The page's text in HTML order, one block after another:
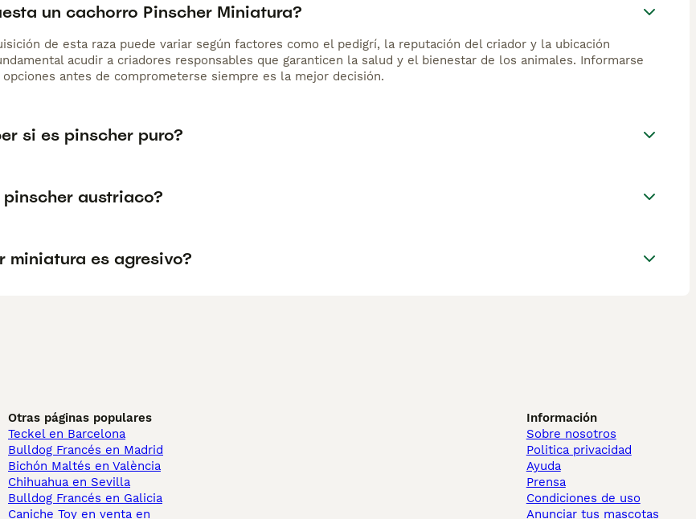
un cachorro Pinscher Miniatura?
de esta raza puede variar según factores como el pedigrí, la reputación del criador y la ubicación
acudir a criadores responsables que garanticen la salud y el bienestar de los animales. Informarse
opciones antes de comprometerse siempre es la mejor decisión.
si es pinscher puro?
pinscher austriaco?
miniatura es agresivo?
Otras páginas populares
Teckel en Barcelona
Bulldog Francés en Madrid
Bichón Maltés en València
Chihuahua en Sevilla
Bulldog Francés en Galicia
Caniche Toy en venta en
Información
Sobre nosotros
Politica privacidad
Ayuda
Prensa
Condiciones de uso
Anunciar tus mascotas